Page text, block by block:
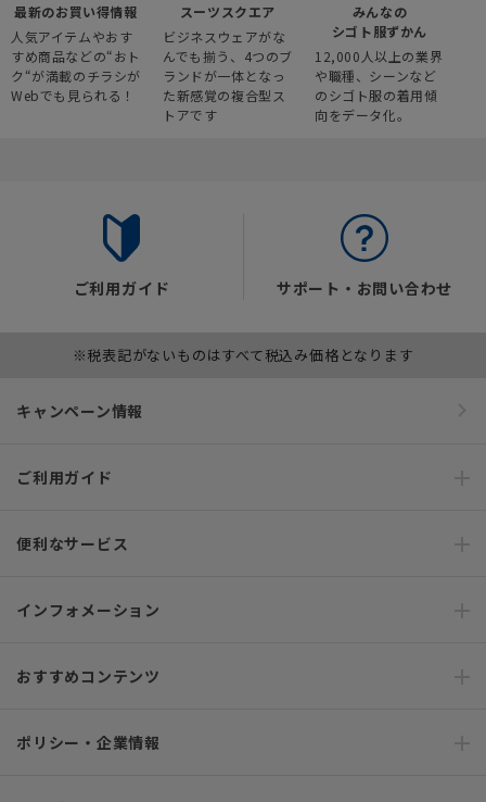
最新のお買い得情報
人気アイテムやおす
すめ商品などの“おト
ク“が満載のチラシが
Webでも見られる！
スーツスクエア
ビジネスウェアがな
んでも揃う、4つのブ
ランドが一体となっ
た新感覚の複合型ス
トアです
みんなの
シゴト服ずかん
12,000人以上の業界
や職種、シーンなど
のシゴト服の着用傾
向をデータ化。
ご利用ガイド サポート・お問い合わせ
※税表記がないものはすべて税込み価格となります
キャンペーン情報
ご利用ガイド
便利なサービス
インフォメーション
おすすめコンテンツ
ポリシー・企業情報